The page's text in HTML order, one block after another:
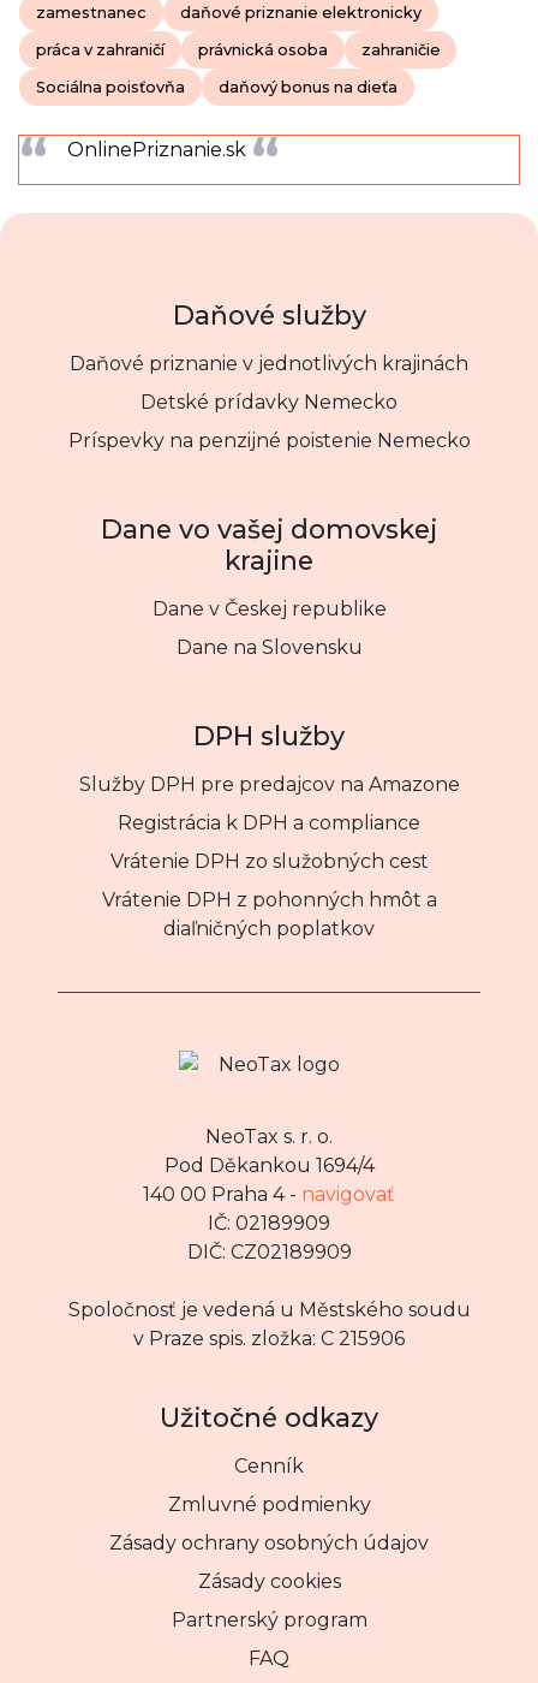
zamestnanec daňové priznanie elektronicky
práca v zahraničí právnická osoba zahraničie
Sociálna poisťovňa daňový bonus na dieťa
OnlinePriznanie.sk
Daňové služby
Daňové priznanie v jednotlivých krajinách
Detské prídavky Nemecko
Príspevky na penzijné poistenie Nemecko
Dane vo vašej domovskej
krajine
Dane v Českej republike
Dane na Slovensku
DPH služby
Služby DPH pre predajcov na Amazone
Registrácia k DPH a compliance
Vrátenie DPH zo služobných cest
Vrátenie DPH z pohonných hmôt a
diaľničných poplatkov
NeoTax s. r. o.
Pod Děkankou 1694/4
140 00 Praha 4 - navigovať
IČ: 02189909
DIČ: CZ02189909
Spoločnosť je vedená u Městského soudu
v Praze spis. zložka: C 215906
Užitočné odkazy
Cenník
Zmluvné podmienky
Zásady ochrany osobných údajov
Zásady cookies
Partnerský program
FAQ